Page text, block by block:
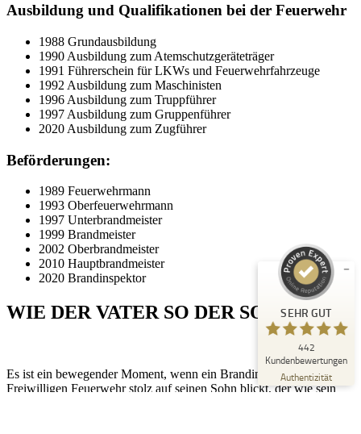
Ausbildung und Qualifikationen bei der Feuerwehr
1988 Grundausbildung
1990 Ausbildung zum Atemschutzgeräteträger
1991 Führerschein für LKWs und Feuerwehrfahrzeuge
1992 Ausbildung zum Maschinisten
1996 Ausbildung zum Truppführer
1997 Ausbildung zum Gruppenführer
2020 Ausbildung zum Zugführer
Beförderungen:
1989 Feuerwehrmann
1993 Oberfeuerwehrmann
1997 Unterbrandmeister
1999 Brandmeister
2002 Oberbrandmeister
2010 Hauptbrandmeister
2020 Brandinspektor
WIE DER VATER SO DER SOHN
Es ist ein bewegender Moment, wenn ein Brandinspektor der
Freiwilligen Feuerwehr stolz auf seinen Sohn blickt, der wie sein
SEHR GUT
442
Kundenbewertungen
Authentizität
Empfehlungen auf
ProvenExpert.com
Bewertungen auf ProvenExpert.com
Blick aufs ProvenExpert-Profil werfen
22.07.2026